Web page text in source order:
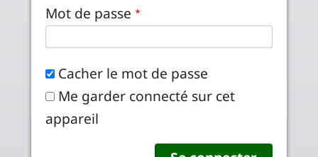
Mot de passe
Cacher le mot de passe
Me garder connecté sur cet
appareil